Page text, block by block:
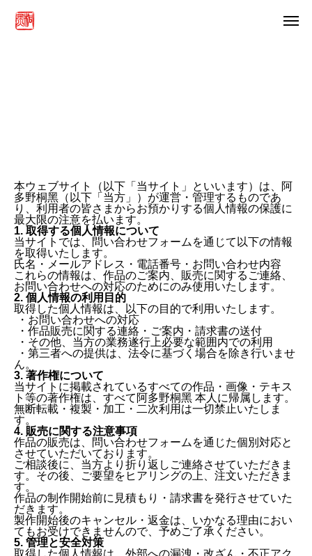
本ウェブサイト（以下「当サイト」といいます）は、阿
多野桐黑（以下「当方」）が運営・管理するものであ
り、利用者の皆さまからお預かりする個人情報の保護に
最大限の注意を払います。
1. 取得する個人情報について
当サイトでは、問い合わせフォームを通じて以下の情報
を取得いたします。
氏名・メールアドレス・電話番号・お問い合わせ内容
これらの情報は、作品のご案内、販売に関するご連絡、
お問い合わせへの対応のためにのみ使用いたします。
2. 個人情報の利用目的
取得した個人情報は、以下の目的で利用いたします。
・お問い合わせへの対応
・作品販売に関する連絡・ご案内・請求書の送付
・その他、当方の業務遂行上必要な範囲内での利用
・第三者への提供は、法令に基づく場合を除き行いませ
ん。
3. 著作権について
当サイトに掲載されているすべての作品・画像・テキス
ト等の著作権は、すべて阿多野桐黑 本人に帰属します。
無断転載・複製・加工・二次利用は一切禁止いたしま
す。
4. 販売に関する注意事項
作品の販売は、問い合わせフォームを通じた個別対応と
させていただいております。
ご相談後に、当方より折り返しご連絡させていただきま
す。その後、ご要望をヒアリングの上、注文いただきま
す。
作品の制作開始前に見積もり・請求書を発行させていた
だきます。
製作開始後のキャンセル・返金は、いかなる理由におい
てもお受けできませんので、予めご了承ください。
5. 管理と安全対策
取得した個人情報は、外部への漏洩・改ざん・不正アク